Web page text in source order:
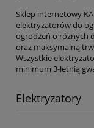
Sklep internetowy
elektryzatorów do
ogrodzeń o różnych
oraz maksymalną
Wszystkie
minimum 3-letnią
Elektryzatory